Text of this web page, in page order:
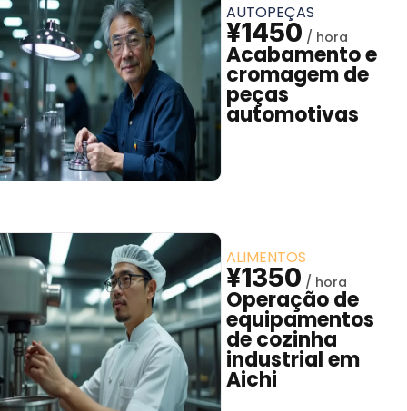
AUTOPEÇAS
¥1450
Acabamento e
cromagem de
peças
automotivas
ALIMENTOS
¥1350
Operação de
equipamentos
de cozinha
industrial em
Aichi